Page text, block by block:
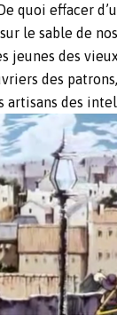
quoi effacer
le sable de
jeunes des
des
artisans des